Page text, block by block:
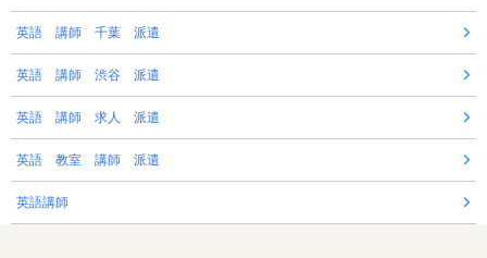
英語 講師 千葉 派遣
英語 講師 渋谷 派遣
英語 講師 求人 派遣
英語 教室 講師 派遣
英語講師